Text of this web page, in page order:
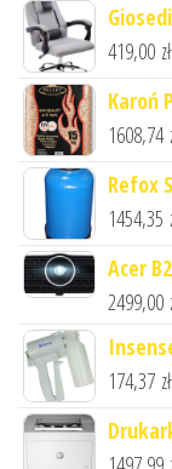
419,00 zł
Karoń
1608,74
Refox
1454,35
Acer
2499,00
174,37 zł